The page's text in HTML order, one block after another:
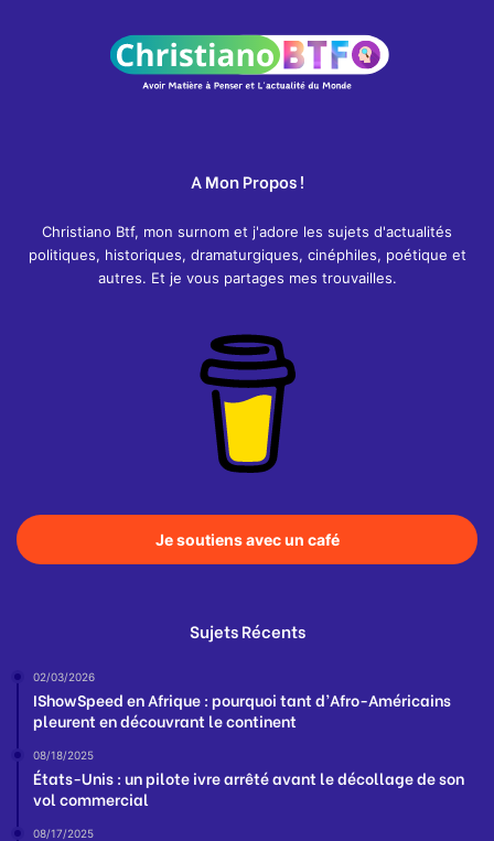
A Mon Propos !
Christiano Btf, mon surnom et j'adore les sujets d'actualités
politiques, historiques, dramaturgiques, cinéphiles, poétique et
autres. Et je vous partages mes trouvailles.
Je soutiens avec un café
Sujets Récents
02/03/2026
IShowSpeed en Afrique : pourquoi tant d’Afro-Américains
pleurent en découvrant le continent
08/18/2025
États-Unis : un pilote ivre arrêté avant le décollage de son
vol commercial
08/17/2025